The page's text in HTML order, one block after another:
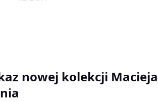
nowej kolekcji Macieja